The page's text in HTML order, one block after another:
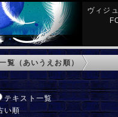
ヴィジ
覧（あいうえお順）
テキスト一覧
い順